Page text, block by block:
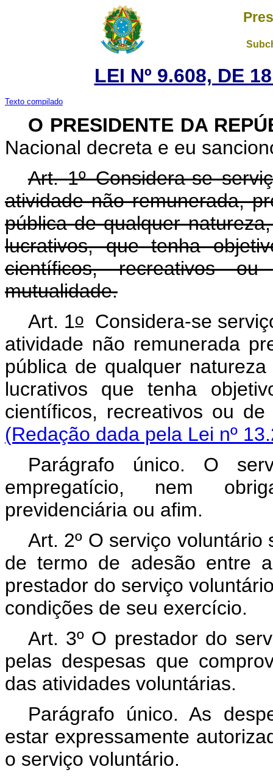
LEI Nº 9.608, DE
Texto compilado
O PRESIDENTE DA
Nacional decreta e eu
Art. 1º Considera-se
atividade não remunerada,
pública de qualquer
lucrativos, que tenha
científicos, recreativos
mutualidade.
Art. 1oConsidera-se
atividade não remunerada
pública de qualquer
lucrativos que tenha
científicos, recreativos
(Redação dada pela Lei nº
Parágrafo único. O
empregatício, nem
previdenciária ou afim.
Art. 2º O serviço
de termo de adesão entre
prestador do serviço
condições de seu exercício.
Art. 3º O prestador do
pelas despesas que
das atividades voluntárias.
Parágrafo único. As
estar expressamente
o serviço voluntário.